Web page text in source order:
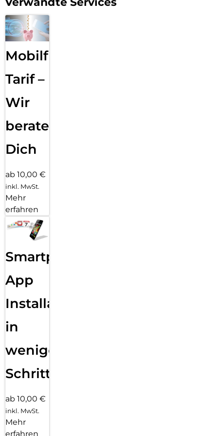
schnell austauschen lassen. In wenigen Sekunden.
Mobilfunk
Tarif –
Wir
beraten
Dich
ab 10,00 €
inkl. MwSt.
Mehr
erfahren
Smartphone
App
Installation
in
wenigen
Schritten
ab 10,00 €
inkl. MwSt.
Mehr
erfahren